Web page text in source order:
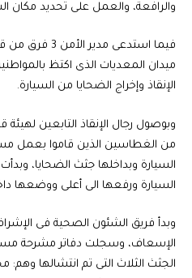
والرافعة، والعمل على تحديد مكان
فيما استدعى
ميدان المعديات الذى اكتظ
الإنقاذ وإخراج الضحايا من السيارة.
وبوصول رجال الإنقاذ التابعين
من الغطاسين الذين قاموا بعمل
السيارة وبداخلها جثث الضحايا،
السيارة ورفعها الى أعلى ووضعها
وبدأ فريق الشئون الصحية فى
الإسعاف، وسجلت دفاتر مشرحة